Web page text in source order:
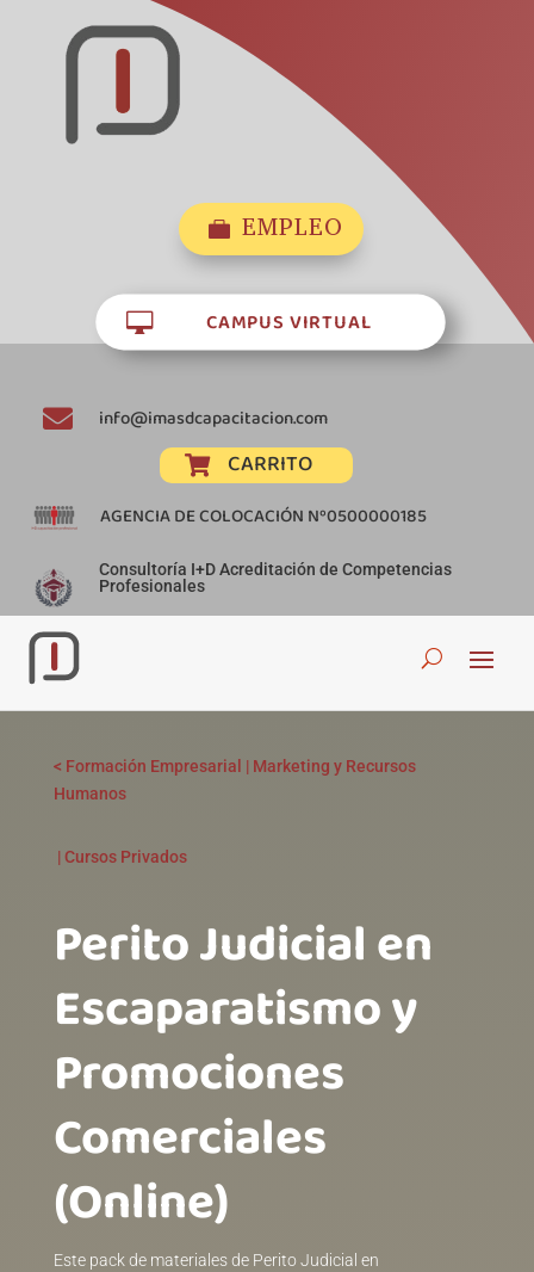
 EMPLEO
 CAMPUS VIRTUAL
 info@imasdcapacitacion.com
 CARRITO
AGENCIA DE COLOCACIÓN Nº0500000185
Consultoría I+D Acreditación de Competencias
Profesionales
< Formación Empresarial | Marketing y Recursos
Humanos
|Cursos Privados
Perito Judicial en
Escaparatismo y
Promociones
Comerciales
(Online)
Este pack de materiales de Perito Judicial en